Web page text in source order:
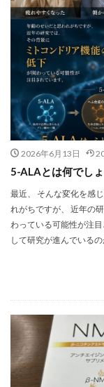
2026年6月13日
5-ALAとは何でし
最近、 そんな変化を感
れがちですが、 近年の
わっている可能性が注
して研究が進んでいる